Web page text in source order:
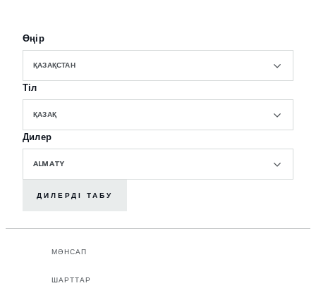
Өңір
ҚАЗАҚСТАН
Тіл
ҚАЗАҚ
Дилер
ALMATY
ДИЛЕРДІ ТАБУ
МӘНСАП
ШАРТТАР